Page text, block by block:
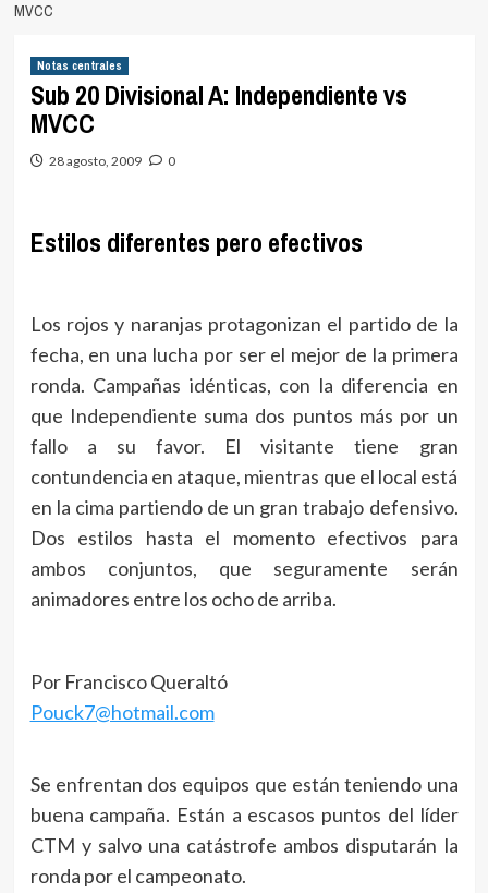
MVCC
Notas centrales
Sub 20 Divisional A: Independiente vs
MVCC
28 agosto, 2009 0
Estilos diferentes pero efectivos
Los rojos y naranjas protagonizan el partido de la
fecha, en una lucha por ser el mejor de la primera
ronda. Campañas idénticas, con la diferencia en
que Independiente suma dos puntos más por un
fallo a su favor. El visitante tiene gran
contundencia en ataque, mientras que el local está
en la cima partiendo de un gran trabajo defensivo.
Dos estilos hasta el momento efectivos para
ambos conjuntos, que seguramente serán
animadores entre los ocho de arriba.
Por Francisco Queraltó
Pouck7@hotmail.com
Se enfrentan dos equipos que están teniendo una
buena campaña. Están a escasos puntos del líder
CTM y salvo una catástrofe ambos disputarán la
ronda por el campeonato.